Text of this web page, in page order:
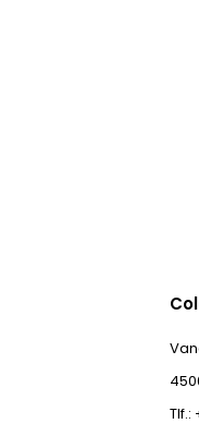
Tlf.: